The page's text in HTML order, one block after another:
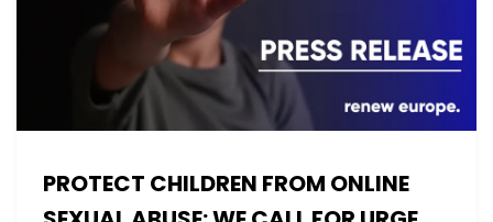
PROTECT CHILDREN FROM ONLINE